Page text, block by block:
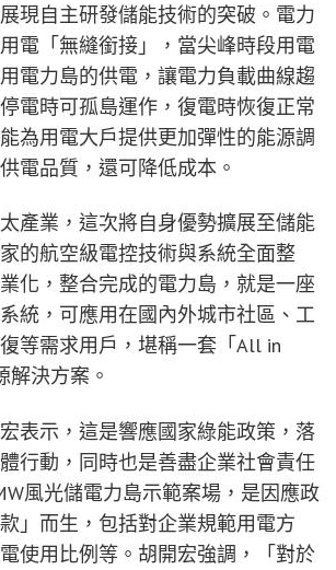
現自主研發儲能技術的突破。電力
電「無縫銜接」，當尖峰時段用電
電力島的供電，讓電力負載曲線趨
電時可孤島運作，復電時恢復正常
為用電大戶提供更加彈性的能源調
電品質，還可降低成本。
產業，這次將自身優勢擴展至儲能
的航空級電控技術與系統全面整
化，整合完成的電力島，就是一座
統，可應用在國內外城市社區、工
等需求用戶，堪稱一套「All in
解決方案。
表示，這是響應國家綠能政策，落
行動，同時也是善盡企業社會責任
風光儲電力島示範案場，是因應政
」而生，包括對企業規範用電方
使用比例等。胡開宏強調，「對於